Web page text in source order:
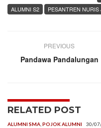
ALUMNI S2
PESANTREN NURIS
PREVIOUS
Pandawa Pandalungan
RELATED POST
ALUMNI SMA POJOK ALUMNI 30/